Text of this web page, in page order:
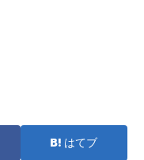
はてブ